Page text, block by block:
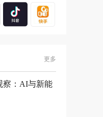
更多
察：AI与新能